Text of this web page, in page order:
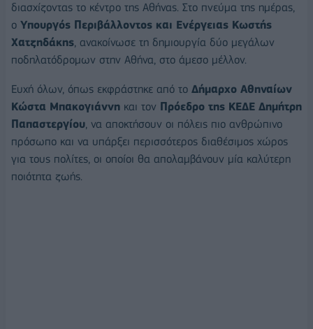
διασχίζοντας το κέντρο της Αθήνας. Στο πνεύμα της ημέρας,
ο Υπουργός Περιβάλλοντος και Ενέργειας Κωστής
Χατζηδάκης, ανακοίνωσε τη δημιουργία δύο μεγάλων
ποδηλατόδρομων στην Αθήνα, στο άμεσο μέλλον.
Ευχή όλων, όπως εκφράστηκε από το Δήμαρχο Αθηναίων
Κώστα Μπακογιάννη και τον Πρόεδρο της ΚΕΔΕ Δημήτρη
Παπαστεργίου, να αποκτήσουν οι πόλεις πιο ανθρώπινο
πρόσωπο και να υπάρξει περισσότερος διαθέσιμος χώρος
για τους πολίτες, οι οποίοι θα απολαμβάνουν μία καλύτερη
ποιότητα ζωής.